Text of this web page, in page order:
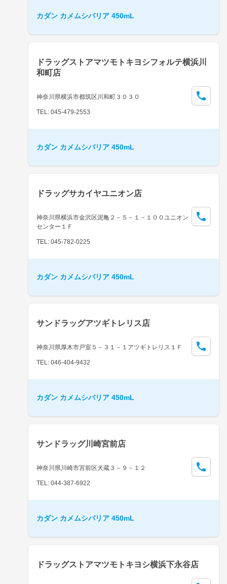
カダン カメムシバリア 450mL
ドラッグストアマツモトキヨシフォルテ横浜川
和町店
神奈川県横浜市都筑区川和町３０３０
TEL: 045-479-2553
カダン カメムシバリア 450mL
ドラッグサカイヤユニオン店
神奈川県横浜市金沢区泥亀２－５－１－１００ユニオン
センター１Ｆ
TEL: 045-782-0225
カダン カメムシバリア 450mL
サンドラッグアツギトレリス店
神奈川県厚木市戸室５－３１－１アツギトレリス１Ｆ
TEL: 046-404-9432
カダン カメムシバリア 450mL
サンドラッグ川崎宮前店
神奈川県川崎市宮前区犬蔵３－９－１２
TEL: 044-387-6922
カダン カメムシバリア 450mL
ドラッグストアマツモトキヨシ横浜下永谷店